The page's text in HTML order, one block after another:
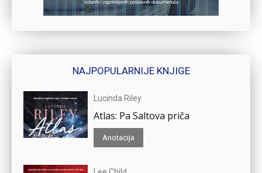
NAJPOPULARNIJE KNJIGE
Lucinda Riley
Atlas: Pa Saltova priča
Anotacija